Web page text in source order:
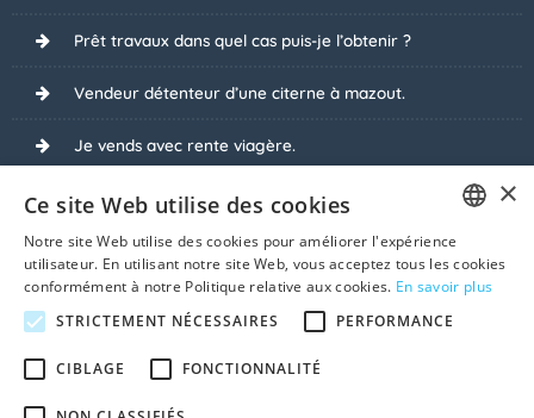
Prêt travaux dans quel cas puis-je l’obtenir ?
Vendeur détenteur d’une citerne à mazout.
Je vends avec rente viagère.
Quid des travaux non déclarés ?
Je vends ma maison louée.
signature du compromis de vente.
FRENCH
DUTCH
×
Ce site Web utilise des cookies
Notre site Web utilise des cookies pour améliorer l'expérience
utilisateur. En utilisant notre site Web, vous acceptez tous les cookies
conformément à notre Politique relative aux cookies. En savoir plus
STRICTEMENT NÉCESSAIRES
PERFORMANCE
CIBLAGE FONCTIONNALITÉ